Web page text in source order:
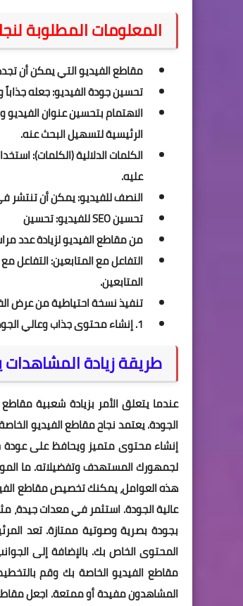
المعلومات المطلوبة
مقاطع الفيديو التي يمكن أن
تحسين جودة الفيديو: جعله
الاهتمام بتحسين عنوان
الرئيسية لتسهيل البحث عنه.
الكلمات الدلالية (الكلمات):
عليه.
النصف للفيديو: يمكن أن تنتشر
تحسين SEO للفيديو: تحسين
من مقاطع الفيديو لزيادة عدد
التفاعل مع المتابعين: التفاعل
المتابعين.
تنفيذ نسخة احتياطية من عرض
1. إنشاء محتوى جذاب وعالي الجودة
طريقة زيادة المشاهدات
الجودة. يعتمد نجاح مقاطع الفيديو
إنشاء محتوى متميز ويحافظ على
لجمهورك المستهدف وتفضيلاته. ما
هذه العوامل، يمكنك تخصيص مقاطع
عالية الجودة. استثمر في معدات جيدة،
بجودة بصرية وصوتية ممتازة. تعد
المحتوى الخاص بك. بالإضافة إلى
مقاطع الفيديو الخاصة بك وقم